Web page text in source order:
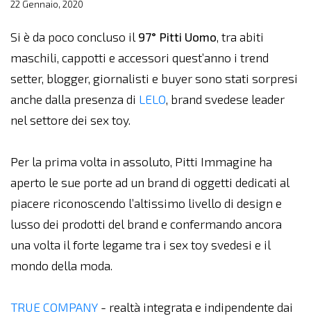
22 Gennaio, 2020
Si è da poco concluso il 97° Pitti Uomo, tra abiti
maschili, cappotti e accessori quest’anno i trend
setter, blogger, giornalisti e buyer sono stati sorpresi
anche dalla presenza di LELO, brand svedese leader
nel settore dei sex toy.
Per la prima volta in assoluto, Pitti Immagine ha
aperto le sue porte ad un brand di oggetti dedicati al
piacere riconoscendo l’altissimo livello di design e
lusso dei prodotti del brand e confermando ancora
una volta il forte legame tra i sex toy svedesi e il
mondo della moda.
TRUE COMPANY - realtà integrata e indipendente dai